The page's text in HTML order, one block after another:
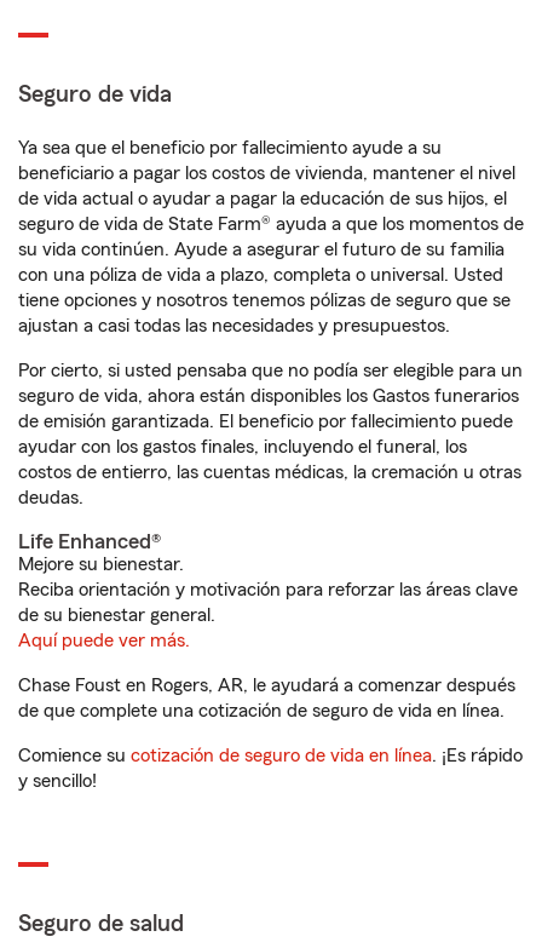
Seguro de vida
Ya sea que el beneficio por fallecimiento ayude a su
beneficiario a pagar los costos de vivienda, mantener el nivel
de vida actual o ayudar a pagar la educación de sus hijos, el
seguro de vida de State Farm® ayuda a que los momentos de
su vida continúen. Ayude a asegurar el futuro de su familia
con una póliza de vida a plazo, completa o universal. Usted
tiene opciones y nosotros tenemos pólizas de seguro que se
ajustan a casi todas las necesidades y presupuestos.
Por cierto, si usted pensaba que no podía ser elegible para un
seguro de vida, ahora están disponibles los Gastos funerarios
de emisión garantizada. El beneficio por fallecimiento puede
ayudar con los gastos finales, incluyendo el funeral, los
costos de entierro, las cuentas médicas, la cremación u otras
deudas.
Life Enhanced®
Mejore su bienestar.
Reciba orientación y motivación para reforzar las áreas clave
de su bienestar general.
Aquí puede ver más.
Chase Foust en Rogers, AR, le ayudará a comenzar después
de que complete una cotización de seguro de vida en línea.
Comience su cotización de seguro de vida en línea. ¡Es rápido
y sencillo!
Seguro de salud